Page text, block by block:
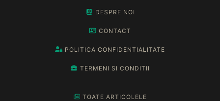
DESPRE NOI
CONTACT
POLITICA CONFIDENTIALITATE
TERMENI SI CONDITII
TOATE ARTICOLELE